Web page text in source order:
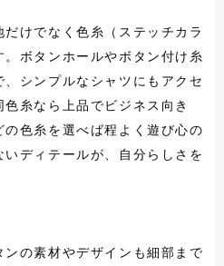
けでなく色糸（ステッチカラ
ボタンホールやボタン付け糸
シンプルなシャツにもアクセ
糸なら上品でビジネス向き
色糸を選べば程よく遊び心の
ディテールが、自分らしさを
の素材やデザインも細部まで